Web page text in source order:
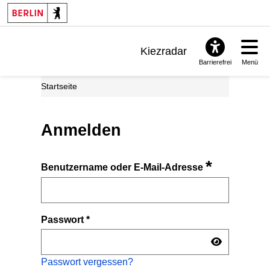
Kiezradar
Barrierefrei Menü
Startseite
Anmelden
Benutzername oder E-Mail-Adresse*
Passwort*
Passwort vergessen?